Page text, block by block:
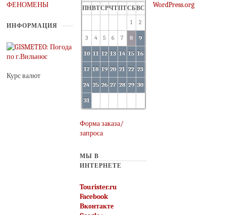
ФЕНОМЕНЫ
ИНФОРМАЦИЯ
Курс валют
ПНВТСРЧТПТСБВС
1
2
3 4 5 6 7 8 9
10 11 12 13 14 15 16
17 18 19 20 21 22 23
24 25 26 27 28 29 30
31
Форма заказа/
запроса
МЫ В
ИНТЕРНЕТЕ
Tourister.ru
Facebook
Вконтакте
WordPress.org